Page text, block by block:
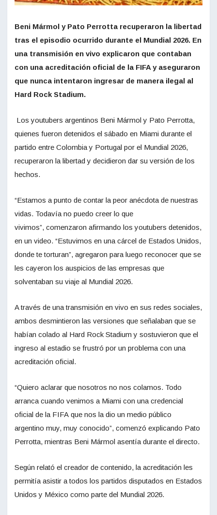
Beni Mármol y Pato Perrotta recuperaron la libertad
tras el episodio ocurrido durante el Mundial 2026. En
una transmisión en vivo explicaron que contaban
con una acreditación oficial de la FIFA y aseguraron
que nunca intentaron ingresar de manera ilegal al
Hard Rock Stadium.
Los youtubers argentinos Beni Mármol y Pato Perrotta,
quienes fueron detenidos el sábado en Miami durante el
partido entre Colombia y Portugal por el Mundial 2026,
recuperaron la libertad y decidieron dar su versión de los
hechos.
“Estamos a punto de contar la peor anécdota de nuestras
vidas. Todavía no puedo creer lo que
vivimos”, comenzaron afirmando los youtubers detenidos,
en un video. “Estuvimos en una cárcel de Estados Unidos,
donde te torturan”, agregaron para luego reconocer que se
les cayeron los auspicios de las empresas que
solventaban su viaje al Mundial 2026.
A través de una transmisión en vivo en sus redes sociales,
ambos desmintieron las versiones que señalaban que se
habían colado al Hard Rock Stadium y sostuvieron que el
ingreso al estadio se frustró por un problema con una
acreditación oficial.
“Quiero aclarar que nosotros no nos colamos. Todo
arranca cuando venimos a Miami con una credencial
oficial de la FIFA que nos la dio un medio público
argentino muy, muy conocido”, comenzó explicando Pato
Perrotta, mientras Beni Mármol asentía durante el directo.
Según relató el creador de contenido, la acreditación les
permitía asistir a todos los partidos disputados en Estados
Unidos y México como parte del Mundial 2026.